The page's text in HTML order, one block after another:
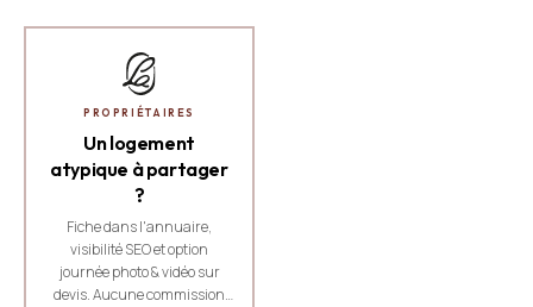
PROPRIÉTAIRES
Un logement
atypique à partager
?
Fiche dans l'annuaire,
visibilité SEO et option
journée photo & vidéo sur
devis. Aucune commission